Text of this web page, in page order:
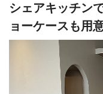
シェアキッチン
ョーケースも用